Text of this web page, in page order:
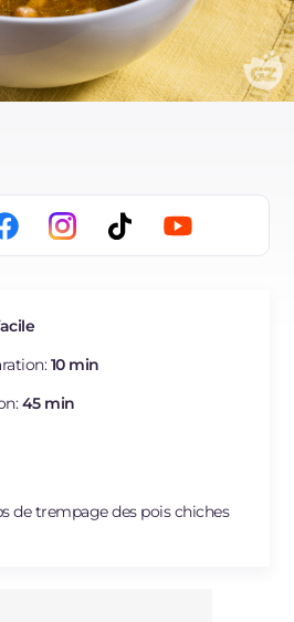
10 min
45 min
de trempage des pois chiches